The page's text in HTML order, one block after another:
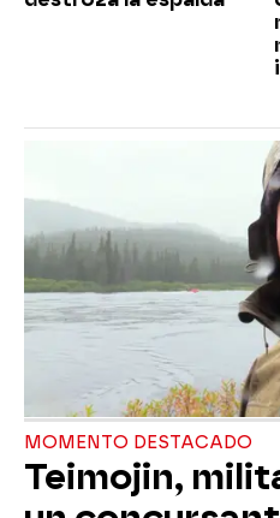
MOMENTO DESTACADO
Teimojin,